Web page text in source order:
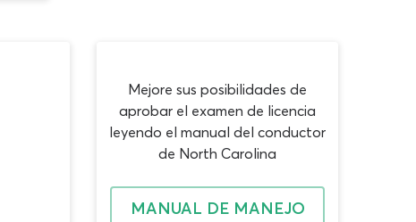
Mejore sus posibilidades de
aprobar el examen de licencia
leyendo el manual del conductor
de North Carolina
MANUAL DE MANEJO